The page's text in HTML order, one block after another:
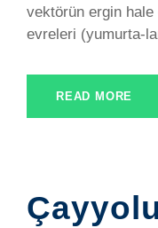
vektörün ergin
evreleri (yumurta-
READ MORE